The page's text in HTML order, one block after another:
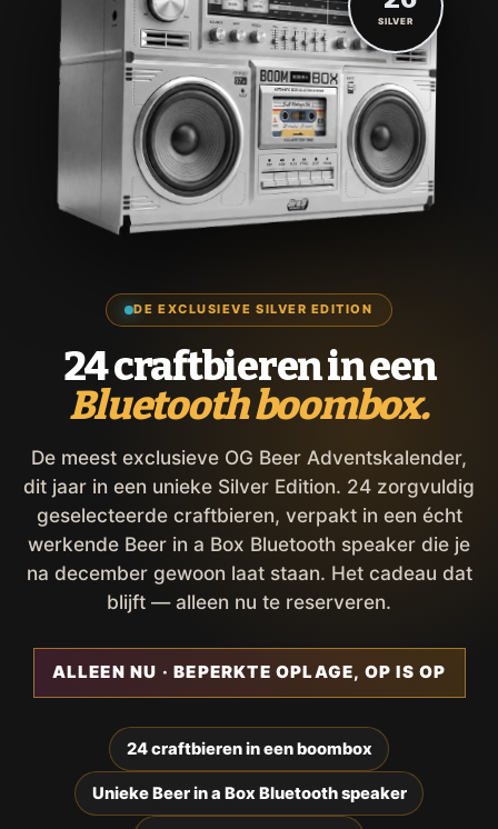
DE EXCLUSIEVE SILVER EDITION
24 craftbieren in een
Bluetooth boombox.
De meest exclusieve OG Beer Adventskalender,
dit jaar in een unieke Silver Edition. 24 zorgvuldig
geselecteerde craftbieren, verpakt in een écht
werkende Beer in a Box Bluetooth speaker die je
na december gewoon laat staan. Het cadeau dat
blijft — alleen nu te reserveren.
ALLEEN NU · BEPERKTE OPLAGE, OP IS OP
24 craftbieren in een boombox
Unieke Beer in a Box Bluetooth speaker
SILVER